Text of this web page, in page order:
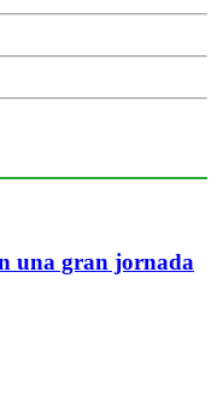
una gran jornada